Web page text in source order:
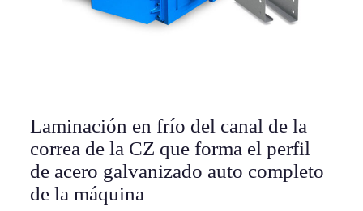
Laminación en frío del canal de la
correa de la CZ que forma el perfil
de acero galvanizado auto completo
de la máquina